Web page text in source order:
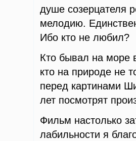
душе созерцателя
мелодию.
Ибо кто не любил?
Кто бывал на море
кто на природе не
перед картинами
лет посмотрят
Фильм настолько
лабильности я